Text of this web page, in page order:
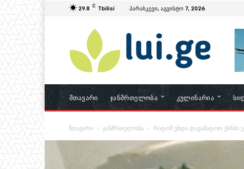
29.8 C Tbilisi პარასკევი, აგვისტო 7, 2026
Მთავარი Ჯანმრთელობა Კულინარია
მთავარი ჯანმრთელობა რატომ უნდა დავამატოთ ქინძი